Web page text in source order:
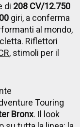
di 208 CV/12.750
giri, a conferma
al mondo,
Riflettori
, stimoli per il
Touring
Bronx. Il look